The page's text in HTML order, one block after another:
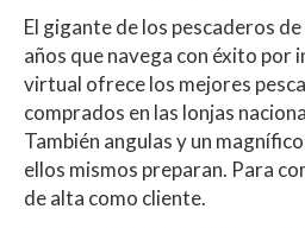
El gigante de los pescaderos
años que navega con éxito por
virtual ofrece los mejores
comprados en las lonjas
También angulas y un
ellos mismos preparan. Para
de alta como cliente.